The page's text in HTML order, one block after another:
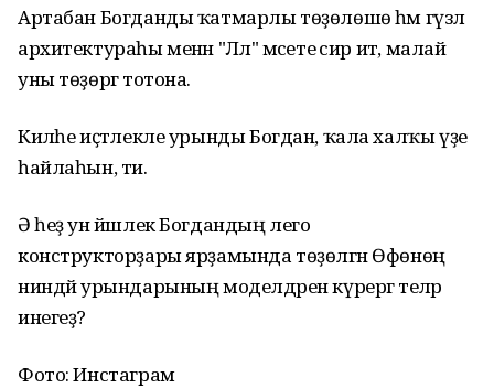
Артабан Богданды ҡатмарлы төҙөлөшө һәм гүзәл
архитектураһы менән "Ләлә" мәсете әсир итә, малай
уны төҙөргә тотона.
Киләһе иҫтәлекле урынды Богдан, ҡала халҡы үҙе
һайлаһын, ти.
Ә һеҙ ун йәшлек Богдандың лего
конструкторҙары ярҙамында төҙөлгән Өфөнөң
ниндәй урындарының моделдәрен күрергә теләр
инегеҙ?
Фото: Инстаграм